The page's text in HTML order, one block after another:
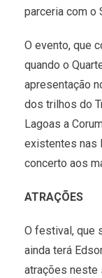
parceria com o
O evento, que
quando o
apresentação
dos trilhos do
Lagoas a
existentes nas
concerto aos
ATRAÇÕES
O festival, que
ainda terá
atrações neste